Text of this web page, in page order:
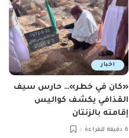
اخبار
«كان في خطر»… حارس سيف
القذافي يكشف كواليس
إقامته بالزنتان
6 دقيقة للقراءة